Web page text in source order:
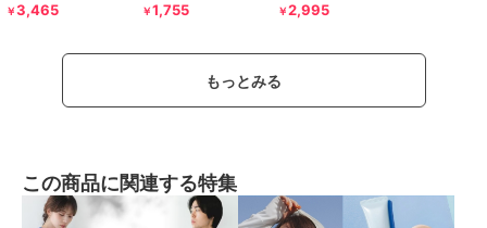
￥3,465 ￥1,755 ￥2,995
もっとみる
この商品に関連する特集